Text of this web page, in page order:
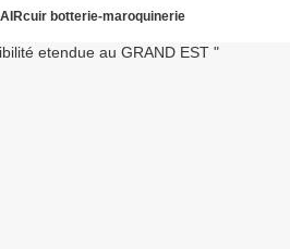
botterie-maroquinerie